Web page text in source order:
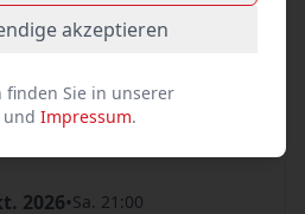
& authentisch
2026•Sa. 21:00
akzeptieren
Sie in unserer
und Impressum.